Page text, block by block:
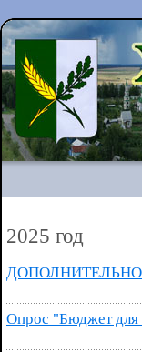
2025 год
Опрос "Бюджет для